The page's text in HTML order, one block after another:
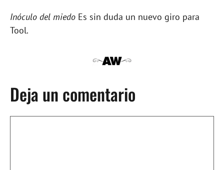
Inóculo del miedo Es sin duda un nuevo giro para
Tool.
Deja un comentario